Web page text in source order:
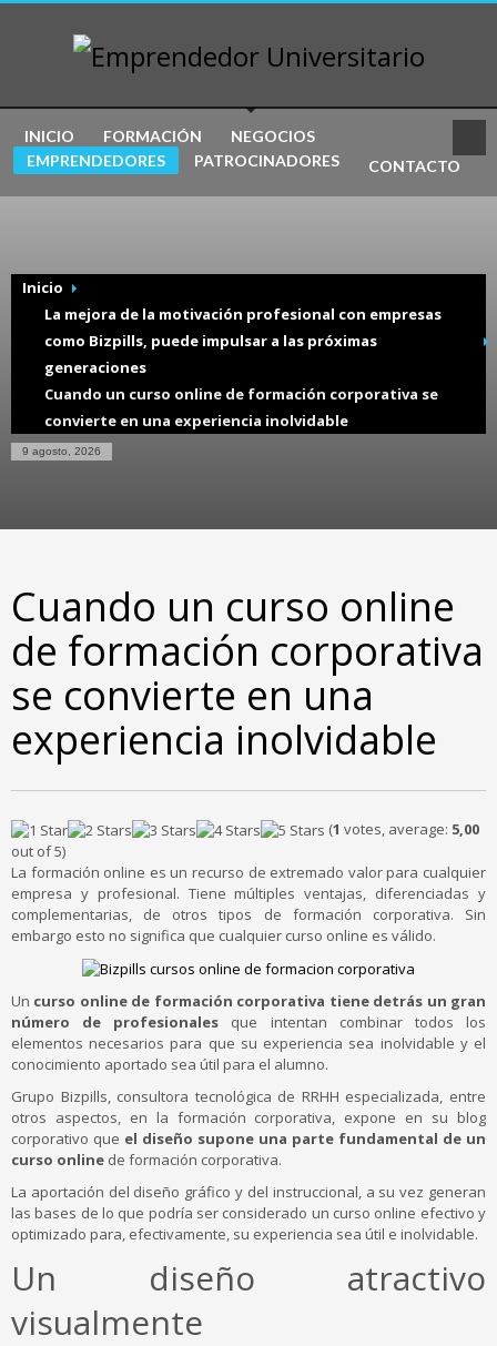
INICIO FORMACIÓN
NEGOCIOS
EMPRENDEDORES
PATROCINADORES CONTACTO
Inicio
La mejora de la motivación profesional con empresas
como Bizpills, puede impulsar a las próximas
generaciones
Cuando un curso online de formación corporativa se
convierte en una experiencia inolvidable
9 agosto, 2026
Cuando un curso online
de formación corporativa
se convierte en una
experiencia inolvidable
(1 votes, average: 5,00
out of 5)
La formación online es un recurso de extremado valor para cualquier
empresa y profesional. Tiene múltiples ventajas, diferenciadas y
complementarias, de otros tipos de formación corporativa. Sin
embargo esto no significa que cualquier curso online es válido.
Un curso online de formación corporativa tiene detrás un gran
número de profesionales que intentan combinar todos los
elementos necesarios para que su experiencia sea inolvidable y el
conocimiento aportado sea útil para el alumno.
Grupo Bizpills, consultora tecnológica de RRHH especializada, entre
otros aspectos, en la formación corporativa, expone en su blog
corporativo que el diseño supone una parte fundamental de un
curso online de formación corporativa.
La aportación del diseño gráfico y del instruccional, a su vez generan
las bases de lo que podría ser considerado un curso online efectivo y
optimizado para, efectivamente, su experiencia sea útil e inolvidable.
Un diseño atractivo
visualmente